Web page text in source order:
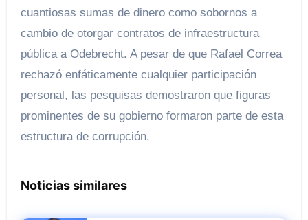
cuantiosas sumas de dinero como sobornos a
cambio de otorgar contratos de infraestructura
pública a Odebrecht. A pesar de que Rafael Correa
rechazó enfáticamente cualquier participación
personal, las pesquisas demostraron que figuras
prominentes de su gobierno formaron parte de esta
estructura de corrupción.
Noticias similares